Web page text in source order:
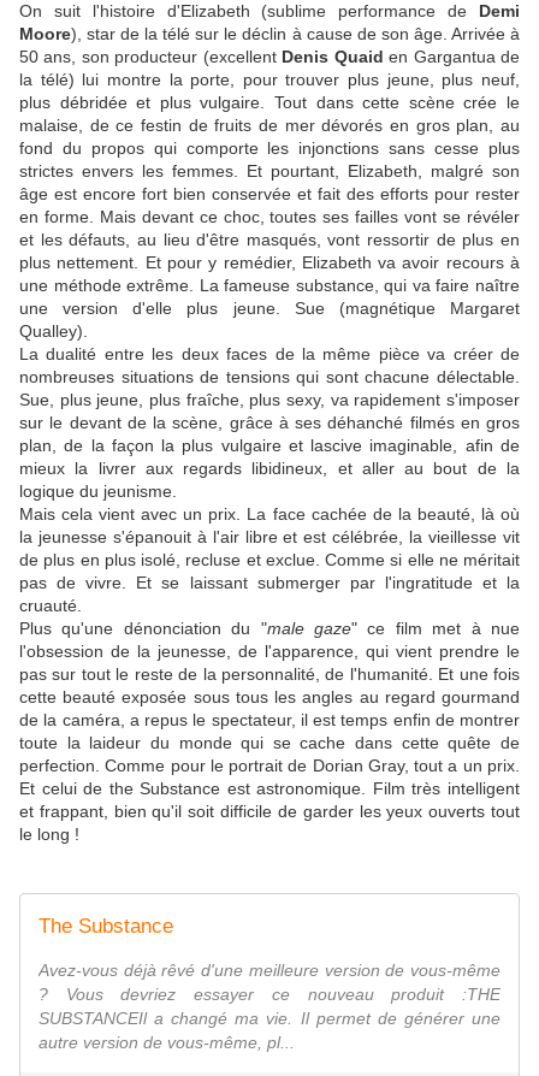
On suit l'histoire d'Elizabeth (sublime performance de Demi
Moore), star de la télé sur le déclin à cause de son âge. Arrivée à
50 ans, son producteur (excellent Denis Quaiden Gargantua de
la télé) lui montre la porte, pour trouver plus jeune, plus neuf,
plus débridée et plus vulgaire. Tout dans cette scène crée le
malaise, de ce festin de fruits de mer dévorés en gros plan, au
fond du propos qui comporte les injonctions sans cesse plus
strictes envers les femmes. Et pourtant, Elizabeth, malgré son
âge est encore fort bien conservée et fait des efforts pour rester
en forme. Mais devant ce choc, toutes ses failles vont se révéler
et les défauts, au lieu d'être masqués, vont ressortir de plus en
plus nettement. Et pour y remédier, Elizabeth va avoir recours à
une méthode extrême. La fameuse substance, qui va faire naître
une version d'elle plus jeune. Sue (magnétique Margaret
Qualley).
La dualité entre les deux faces de la même pièce va créer de
nombreuses situations de tensions qui sont chacune délectable.
Sue, plus jeune, plus fraîche, plus sexy, va rapidement s'imposer
sur le devant de la scène, grâce à ses déhanché filmés en gros
plan, de la façon la plus vulgaire et lascive imaginable, afin de
mieux la livrer aux regards libidineux, et aller au bout de la
logique du jeunisme.
Mais cela vient avec un prix. La face cachée de la beauté, là où
la jeunesse s'épanouit à l'air libre et est célébrée, la vieillesse vit
de plus en plus isolé, recluse et exclue. Comme si elle ne méritait
pas de vivre. Et se laissant submerger par l'ingratitude et la
cruauté.
Plus qu'une dénonciation du "male gaze" ce film met à nue
l'obsession de la jeunesse, de l'apparence, qui vient prendre le
pas sur tout le reste de la personnalité, de l'humanité. Et une fois
cette beauté exposée sous tous les angles au regard gourmand
de la caméra, a repus le spectateur, il est temps enfin de montrer
toute la laideur du monde qui se cache dans cette quête de
perfection. Comme pour le portrait de Dorian Gray, tout a un prix.
Et celui de the Substance est astronomique. Film très intelligent
et frappant, bien qu'il soit difficile de garder les yeux ouverts tout
le long !
The Substance
Avez-vous déjà rêvé d'une meilleure version de vous-même
? Vous devriez essayer ce nouveau produit :THE
SUBSTANCEIl a changé ma vie. Il permet de générer une
autre version de vous-même, pl...